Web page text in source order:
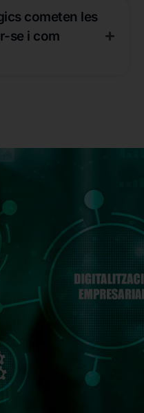
cometen les
se i com